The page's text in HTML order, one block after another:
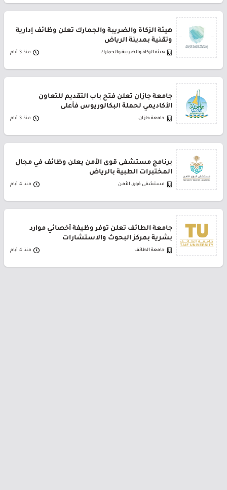
هيئة الزكاة والضريبة والجمارك تعلن وظائف إدارية
وتقنية بمدينة الرياض
هيئة الزكاة والضريبة والجمارك منذ 3 أيام
جامعة جازان تعلن فتح باب التقديم للتعاون
الأكاديمي لحملة البكالوريوس فأعلى
جامعة جازان منذ 3 أيام
برنامج مستشفى قوى الأمن يعلن وظائف في مجال
المختبرات الطبية بالرياض
مستشفى قوى الأمن منذ 4 أيام
جامعة الطائف تعلن توفر وظيفة أخصائي موارد
بشرية بمركز البحوث والاستشارات
جامعة الطائف منذ 4 أيام